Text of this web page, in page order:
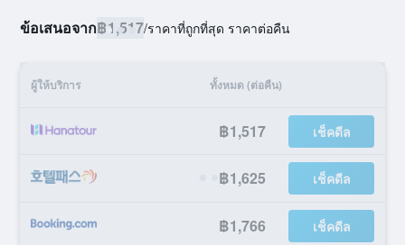
ข้อเสนอจาก฿1,517/ราคาที่ถูกที่สุด ราคาต่อคืน
ผู้ให้บริการ ทั้งหมด (ต่อคืน)
฿1,517 เช็คดีล
฿1,625 เช็คดีล
฿1,766 เช็คดีล